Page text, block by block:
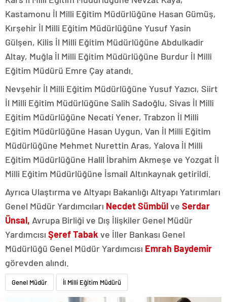
Kastamonu İl Milli Eğitim Müdürlüğüne Hasan Gümüş,
Kırşehir İl Milli Eğitim Müdürlüğüne Yusuf Yasin
Gülşen, Kilis İl Milli Eğitim Müdürlüğüne Abdulkadir
Altay, Muğla İl Milli Eğitim Müdürlüğüne Burdur İl Milli
Eğitim Müdürü Emre Çay atandı.
Nevşehir İl Milli Eğitim Müdürlüğüne Yusuf Yazıcı, Siirt
İl Milli Eğitim Müdürlüğüne Salih Sadoğlu, Sivas İl Milli
Eğitim Müdürlüğüne Necati Yener, Trabzon İl Milli
Eğitim Müdürlüğüne Hasan Uygun, Van İl Milli Eğitim
Müdürlüğüne Mehmet Nurettin Aras, Yalova İl Milli
Eğitim Müdürlüğüne Halil İbrahim Akmeşe ve Yozgat İl
Milli Eğitim Müdürlüğüne İsmail Altınkaynak getirildi.
Ayrıca Ulaştırma ve Altyapı Bakanlığı Altyapı Yatırımları
Genel Müdür Yardımcıları Necdet Sümbülve Serdar
Ünsal, Avrupa Birliği ve Dış İlişkiler Genel Müdür
Yardımcısı Şeref Tabak ve İller Bankası Genel
Müdürlüğü Genel Müdür Yardımcısı Emrah Baydemir
görevden alındı.
Genel Müdür İl Milli Eğitim Müdürü